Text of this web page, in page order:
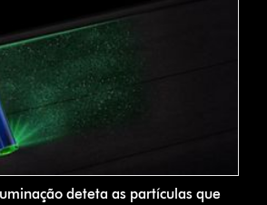
deteta as partículas que